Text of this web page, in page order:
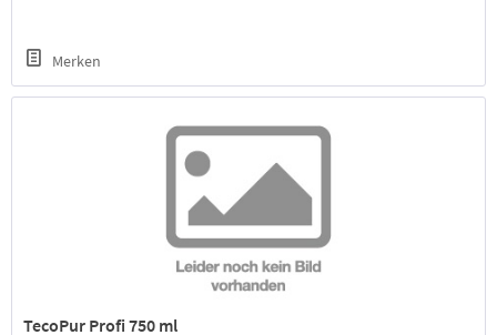
Merken
TecoPur Profi 750 ml